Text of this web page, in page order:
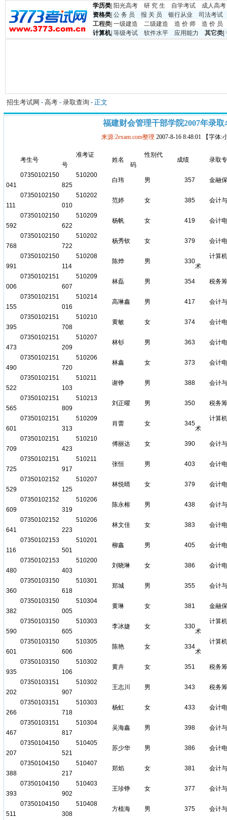
学历类 阳光高考 研 究 生 自学考试
成人高考
资格类 公 务 员 报 关 员 银行从业
司法考试
工程类 一级建造 二级建造 造 价 师
造 价 员
计算机| 等级考试 软件水平 应用能力 其它类
招生考试网 - 高考 - 录取查询 - 正文
福建财会管理干部学院2007年录取
来源:2exam.com整理 2007-8-16 8:48:01 【字体:
考生号
准考证
号
姓名
性别代
码
成绩 录取
07350102150
041
510200
825
白玮 男 357 金融
07350102150
111
510202
010
范婷 女 385 会计
07350102150
592
510209
622
杨帆 女 419 会计
07350102150
768
510202
722
杨秀钦 女 379 会计
07350102150
991
510208
114
陈烨 男 330
计算
术
07350102151
006
510209
607
林磊 男 354 税务
07350102151
155
510214
016
高琳鑫 男 417 会计
07350102151
395
510210
708
黄敏 女 374 会计
07350102151
473
510207
209
林钐 男 363 会计
07350102151
490
510206
720
林鑫 女 373 会计
07350102151
522
510211
103
谢铮 男 388 会计
07350102151
565
510213
809
刘正曜 男 350 税务
07350102151
601
510209
313
肖蕾 女 345
计算
术
07350102151
709
510210
423
傅丽达 女 390 会计
07350102151
725
510211
917
张恒 男 403 会计
07350102152
529
510207
125
林悦晴 女 379 会计
07350102152
609
510206
319
陈永榕 男 438 会计
07350102152
641
510206
223
林文佳 女 383 会计
07350102153
116
510201
501
柳鑫 男 405 会计
07350102153
480
510200
403
刘晓琳 女 386 会计
07350103150
360
510301
618
郑城 男 355 会计
07350103150
382
510304
005
黄琳 女 381 金融
07350103150
590
510303
605
李冰婕 女 330
计算
术
07350103150
601
510305
606
陈艳 女 334
计算
术
07350103150
935
510302
106
黄卉 女 351 税务
07350103151
202
510302
907
王志川 男 343 税务
07350103151
266
510303
718
杨虹 女 433 会计
07350103151
467
510304
817
吴海鑫 男 398 会计
07350104150
207
510405
521
苏少华 男 386 会计
07350104150
388
510407
217
郑焰 女 381 会计
07350104150
393
510403
902
王珍铮 女 377 会计
07350104150
511
510408
308
方植海 男 375 会计